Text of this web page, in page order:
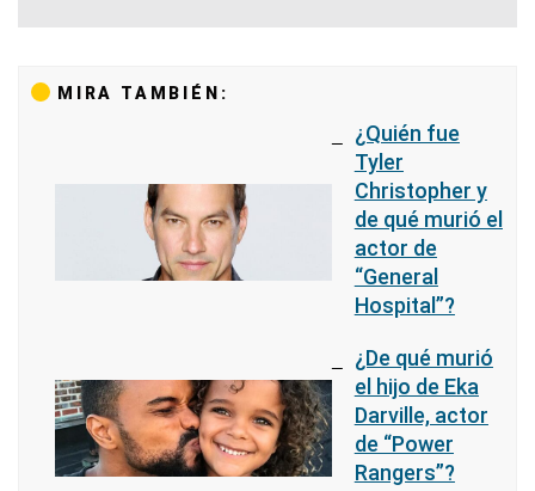
MIRA TAMBIÉN:
¿Quién fue
Tyler
Christopher y
de qué murió el
actor de
“General
Hospital”?
¿De qué murió
el hijo de Eka
Darville, actor
de “Power
Rangers”?